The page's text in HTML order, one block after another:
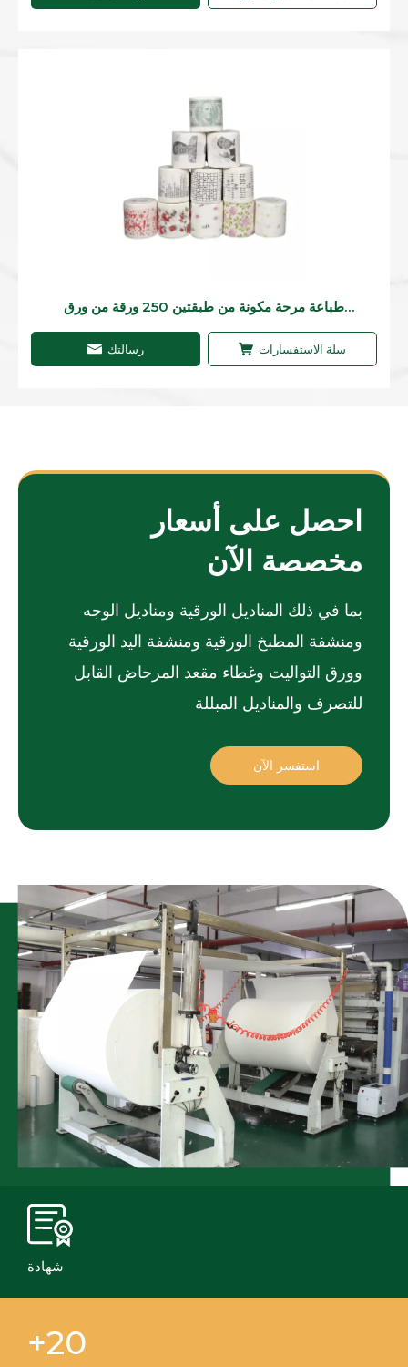
طباعة مرحة مكونة من طبقتين 250 ورقة من ورق
رسالتك سلة الاستفسارات
احصل على أسعار
مخصصة الآن
بما في ذلك المناديل الورقية ومناديل الوجه
ومنشفة المطبخ الورقية ومنشفة اليد الورقية
وورق التواليت وغطاء مقعد المرحاض القابل
للتصرف والمناديل المبللة
استفسر الآن
شهادة
20+